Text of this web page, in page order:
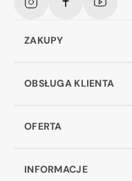
InstagramFacebookYouTube
ZAKUPY
OBSŁUGA KLIENTA
OFERTA
INFORMACJE